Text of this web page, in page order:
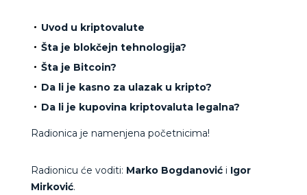
Uvod u kriptovalute
Šta je blokčejn tehnologija?
Šta je Bitcoin?
Da li je kasno za ulazak u kripto?
Da li je kupovina kriptovaluta legalna?
Radionica je namenjena početnicima!
Radionicu će voditi: Marko Bogdanovići Igor
Mirković.